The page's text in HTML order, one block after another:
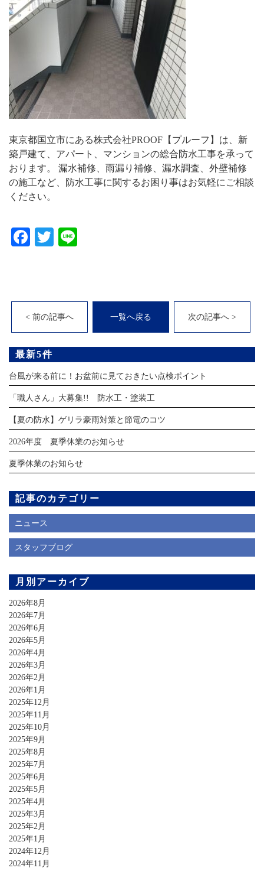
東京都国立市にある株式会社PROOF【プルーフ】は、新
築戸建て、アパート、マンションの総合防水工事を承って
おります。 漏水補修、雨漏り補修、漏水調査、外壁補修
の施工など、防水工事に関するお困り事はお気軽にご相談
ください。
Facebook
Twitter
< 前の記事へ 一覧へ戻る 次の記事へ >
最新5件
台風が来る前に！お盆前に見ておきたい点検ポイント
「職人さん」大募集!! 防水工・塗装工
【夏の防水】ゲリラ豪雨対策と節電のコツ
2026年度 夏季休業のお知らせ
夏季休業のお知らせ
記事のカテゴリー
ニュース
スタッフブログ
月別アーカイブ
2026年8月
2026年7月
2026年6月
2026年5月
2026年4月
2026年3月
2026年2月
2026年1月
2025年12月
2025年11月
2025年10月
2025年9月
2025年8月
2025年7月
2025年6月
2025年5月
2025年4月
2025年3月
2025年2月
2025年1月
2024年12月
2024年11月